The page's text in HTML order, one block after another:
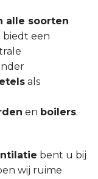
alle soorten
biedt een
als
en boilers.
bent u bij
wij ruime